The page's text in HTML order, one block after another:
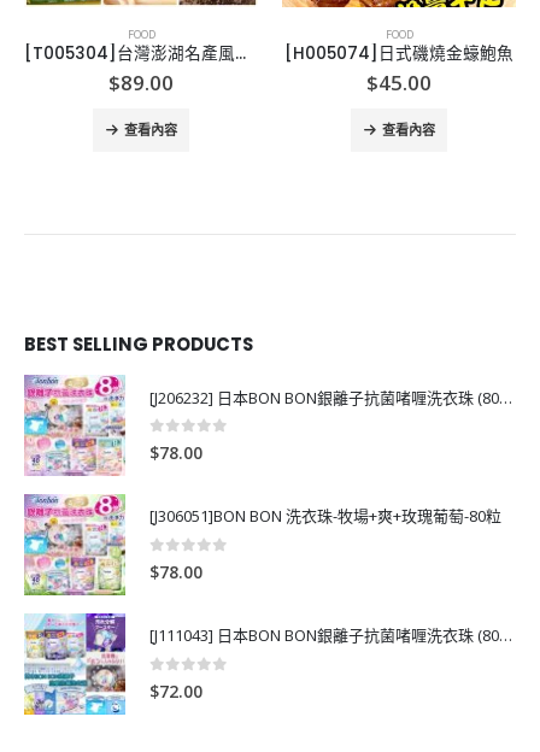
FOOD
[T005304]台灣澎湖名產風味醬
$89.00
查看內容
FOOD
[H005074]日式磯燒金蠔鮑魚
$45.00
查看內容
BEST SELLING PRODUCTS
[J206232] 日本BON BON銀離子抗菌啫喱洗衣珠 (80粒)
0out of 5
$78.00
[J306051]BON BON 洗衣珠-牧場+爽+玫瑰葡萄-80粒
0out of 5
$78.00
[J111043] 日本BON BON銀離子抗菌啫喱洗衣珠 (80粒)
0
$72.00